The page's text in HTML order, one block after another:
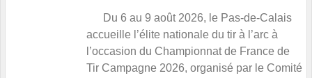
Du 6 au 9 août 2026, le Pas-de-Calais
accueille l’élite nationale du tir à l’arc à
l’occasion du Championnat de France de
Tir Campagne 2026, organisé par le Comité